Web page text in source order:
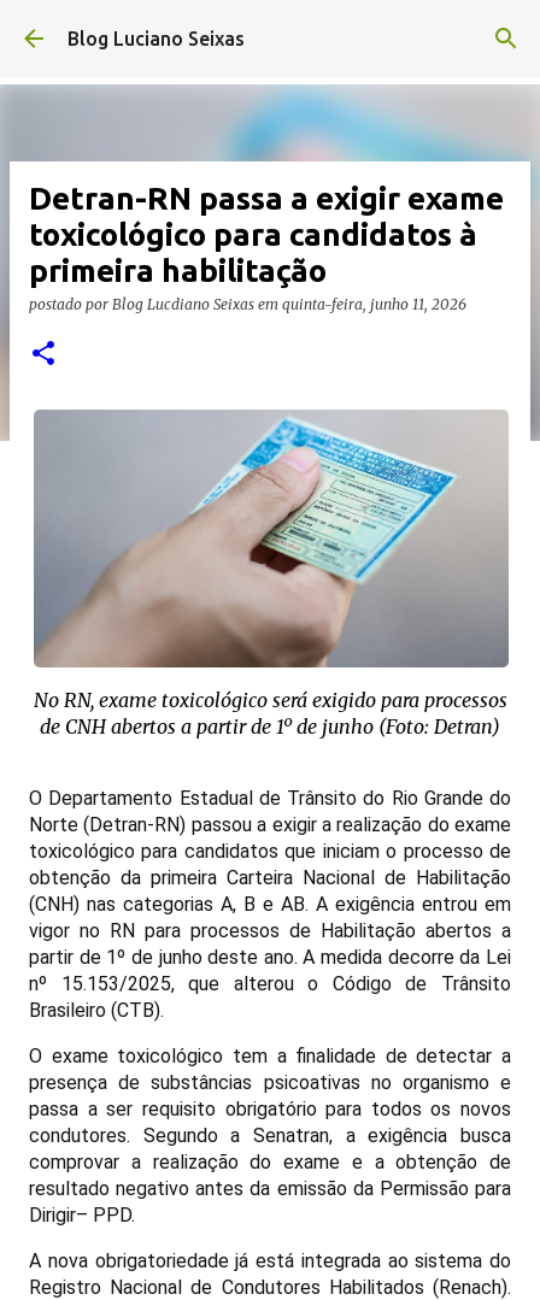
Pular para o conteúdo principal
Blog Luciano Seixas
Detran-RN passa a exigir exame
toxicológico para candidatos à
primeira habilitação
postado por Blog Lucdiano Seixas em quinta-feira, junho 11, 2026
No RN, exame toxicológico será exigido para processos
de CNH abertos a partir de 1º de junho (Foto: Detran)
O Departamento Estadual de Trânsito do Rio Grande do
Norte (Detran-RN) passou a exigir a realização do exame
toxicológico para candidatos que iniciam o processo de
obtenção da primeira Carteira Nacional de Habilitação
(CNH) nas categorias A, B e AB. A exigência entrou em
vigor no RN para processos de Habilitação abertos a
partir de 1º de junho deste ano. A medida decorre da Lei
nº 15.153/2025, que alterou o Código de Trânsito
Brasileiro (CTB).
O exame toxicológico tem a finalidade de detectar a
presença de substâncias psicoativas no organismo e
passa a ser requisito obrigatório para todos os novos
condutores. Segundo a Senatran, a exigência busca
comprovar a realização do exame e a obtenção de
resultado negativo antes da emissão da Permissão para
Dirigir– PPD.
A nova obrigatoriedade já está integrada ao sistema do
Registro Nacional de Condutores Habilitados (Renach).